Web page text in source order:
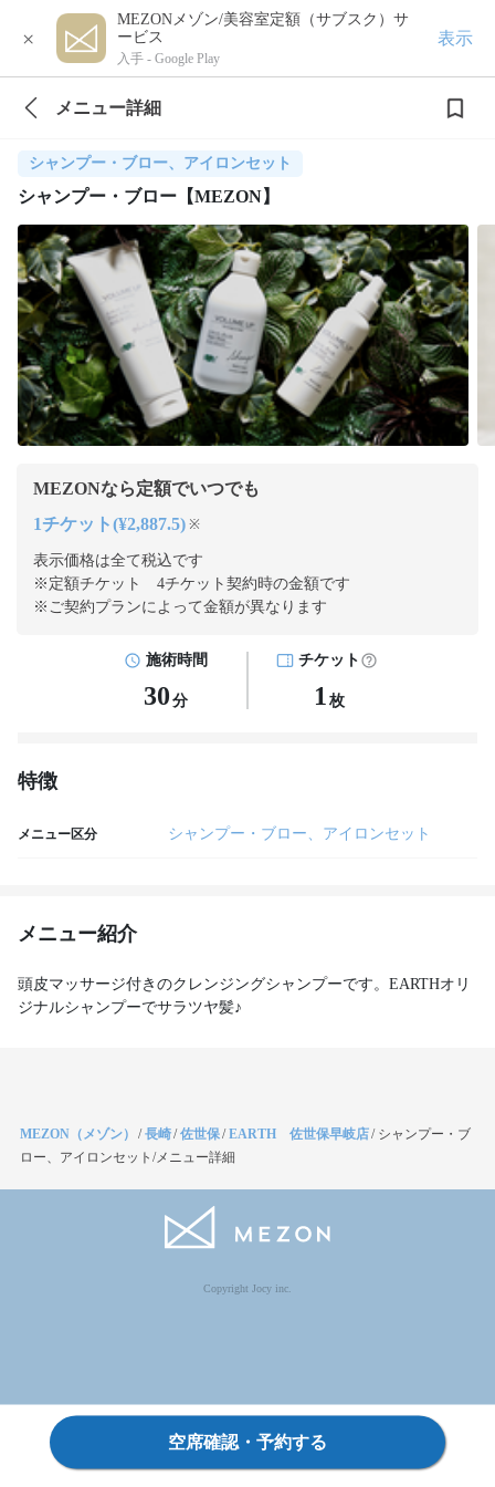
×
MEZONメゾン/美容室定額（サブスク）サ
ービス
入手 - Google Play
表示
メニュー詳細
シャンプー・ブロー、アイロンセット
シャンプー・ブロー【MEZON】
MEZONなら定額でいつでも
1チケット(¥2,887.5) ※
表示価格は全て税込です
※定額チケット 4チケット契約時の金額です
※ご契約プランによって金額が異なります
施術時間
30 分
チケット
1 枚
特徴
メニュー区分 シャンプー・ブロー、アイロンセット
メニュー紹介
頭皮マッサージ付きのクレンジングシャンプーです。EARTHオリ
ジナルシャンプーでサラツヤ髪♪
MEZON（メゾン） /長崎/佐世保/EARTH 佐世保早岐店/ シャンプー・ブ
ロー、アイロンセット/メニュー詳細
Copyright Jocy inc.
空席確認・予約する